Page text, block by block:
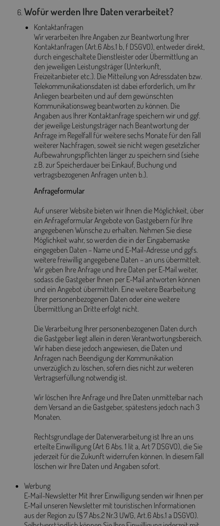
Wofür werden Ihre Daten verarbeitet?
Kontaktanfragen
Wir verarbeiten Ihre Angaben zur Beantwortung Ihrer
Kontaktanfragen (Art.6 Abs.1 b, f DSGVO), entweder direkt,
durch eingeschaltete Dienstleister oder Übermittlung an
den jeweiligen Leistungsträger (Unterkunft,
Freizeitanbieter etc.). Die Mitteilung von Adressdaten bzw.
Telekommunikationsdaten ist dabei erforderlich, um Ihr
Anliegen bearbeiten und auf dem gewünschten
Kommunikationsweg beantworten zu können. Die
Angaben aus Ihrer Kontaktanfrage speichern wir und ggf.
der jeweilige Leistungsträger nach Beantwortung der
Anfrage im Regelfall für weitere sechs Monate für den Fall
weiterer Nachfragen, soweit sie nicht wegen gesetzlicher
Aufbewahrungspflichten länger zu speichern sind (siehe
z.B. zur Speicherdauer bei Einkauf, Buchung und
vertragsbezogenen Anfragen unten b.).
Anfrageformular
Auf unserer Website bieten wir Ihnen die Möglichkeit, über
ein Anfrageformular Angebote von Gastgebern für Ihre
angegebenen Wünsche zu erhalten. Nehmen Sie diese
Möglichkeit wahr, so werden die in der Eingabemaske
eingegeben Daten – Name und E-Mail-Adresse und ggfs.
weitere freiwillig angegebene Daten – an uns übermittelt.
Wir geben Ihre Anfrage und Ihre Daten per E-Mail weiter,
sodass die Gastgeber Ihnen per E-Mail antworten können
und ein Angebot übermitteln. Eine weitere Bearbeitung
Ihrer personenbezogenen Daten oder eine weitere
Übermittlung an Dritte erfolgt nicht.
Die Verarbeitung Ihrer personenbezogenen Daten durch
die Gastgeber liegt allein in deren Verantwortungsbereich.
Wir haben diese jedoch angewiesen, die Daten und
Anfragen nach Beendigung der Kommunikation
unverzüglich zu löschen, sofern dies nicht zur weiteren
Vertragserfüllung notwendig ist.
Wir löschen Ihre Anfrage und Ihre Daten unmittelbar nach
dem Versand an die Gastgeber, spätestens jedoch nach 3
Monaten.
Rechtsgrundlage der Datenverarbeitung ist Ihre an uns
erteilte Einwilligung (Art 6 Abs. 1 lit a, Art 7 DSGVO), die Sie
jederzeit für die Zukunft widerrufen können. In diesem Fall
löschen wir Ihre Daten und Angaben sofort.
Werbung
E-Mail-Newsletter Mit Ihrer Einwilligung senden wir Ihnen per
E-Mail unseren Newsletter mit touristischen Informationen
aus der Region zu (§ 7 Abs.2 Nr.3 UWG, Art.6 Abs.1 a DSGVO).